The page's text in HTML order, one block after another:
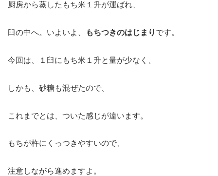
厨房から蒸したもち米１升が運ばれ、
臼の中へ。いよいよ、 もちつきのはじまり です。
今回は、１臼にもち米１升と量が少なく、
しかも、砂糖も混ぜたので、
これまでとは、ついた感じが違います。
もちが杵にくっつきやすいので、
注意しながら進めますよ。